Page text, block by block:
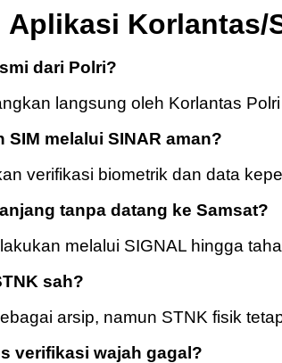
Aplikasi Korlantas/
dari Polri?
langsung oleh Korlantas
melalui SINAR aman?
verifikasi biometrik dan data
tanpa datang ke Samsat?
melalui SIGNAL hingga
sah?
arsip, namun STNK fisik
verifikasi wajah gagal?